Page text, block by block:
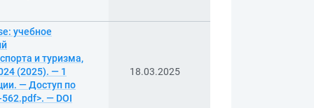
учебное
и туризма,
(2025). — 1
— Доступ по
— DOI
18.03.2025